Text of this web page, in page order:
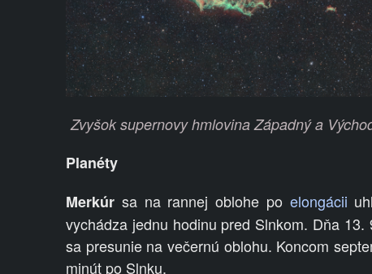
Zvyšok supernovy hmlovina Západný a
Planéty
Merkúr sa na rannej oblohe po elongácii
vychádza jednu hodinu pred Slnkom. Dňa 13.
sa presunie na večernú oblohu. Koncom
minút po Slnku.